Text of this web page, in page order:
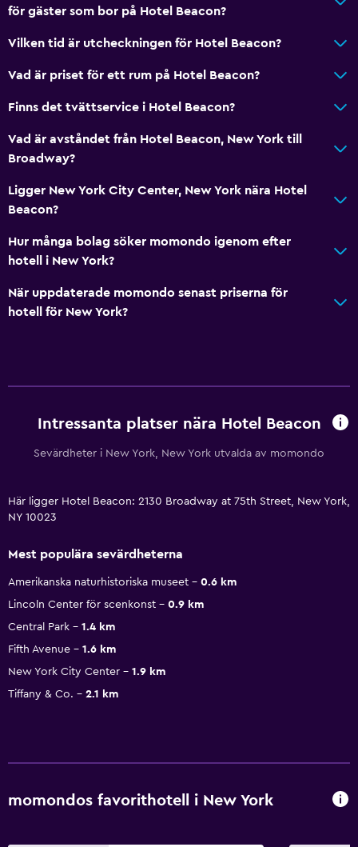
för gäster som bor på Hotel Beacon?
Vilken tid är utcheckningen för Hotel Beacon?
Vad är priset för ett rum på Hotel Beacon?
Finns det tvättservice i Hotel Beacon?
Vad är avståndet från Hotel Beacon, New York till
Broadway?
Ligger New York City Center, New York nära Hotel
Beacon?
Hur många bolag söker momondo igenom efter
hotell i New York?
När uppdaterade momondo senast priserna för
hotell för New York?
Intressanta platser nära Hotel Beacon
Sevärdheter i New York, New York utvalda av momondo
Här ligger Hotel Beacon: 2130 Broadway at 75th Street, New York,
NY 10023
Mest populära sevärdheterna
Amerikanska naturhistoriska museet
0.6 km
Lincoln Center för scenkonst
0.9 km
Central Park
1.4 km
Fifth Avenue
1.6 km
New York City Center
1.9 km
Tiffany & Co.
2.1 km
momondos favorithotell i New York